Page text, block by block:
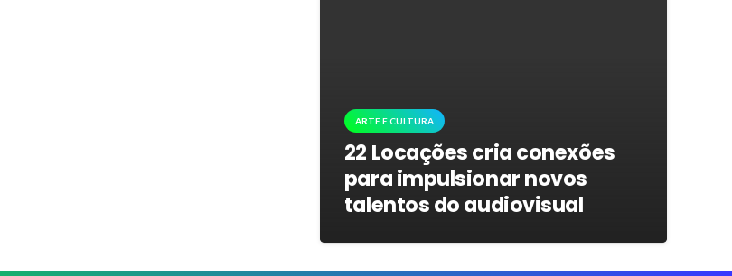
ARTE E CULTURA
22 Locações cria conexões
para impulsionar novos
talentos do audiovisual